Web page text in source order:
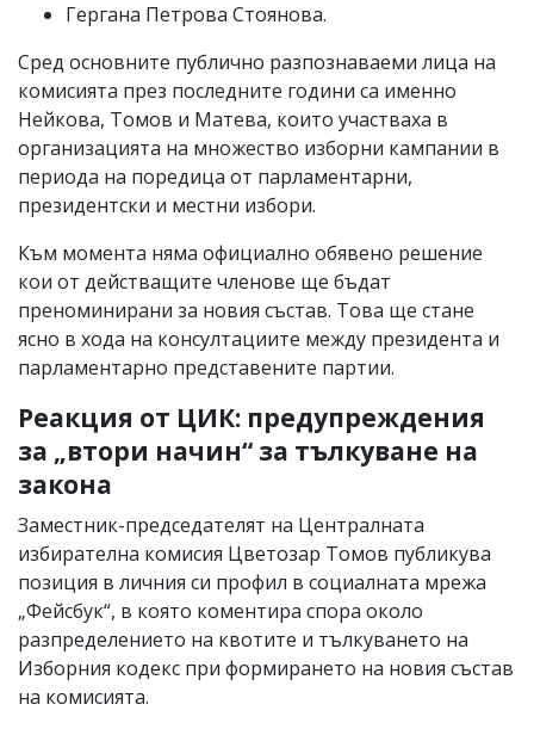
Гергана Петрова Стоянова.
Сред основните публично разпознаваеми лица на
комисията през последните години са именно
Нейкова, Томов и Матева, които участваха в
организацията на множество изборни кампании в
периода на поредица от парламентарни,
президентски и местни избори.
Към момента няма официално обявено решение
кои от действащите членове ще бъдат
преноминирани за новия състав. Това ще стане
ясно в хода на консултациите между президента и
парламентарно представените партии.
Реакция от ЦИК: предупреждения
за „втори начин“ за тълкуване на
закона
Заместник-председателят на Централната
избирателна комисия Цветозар Томов публикува
позиция в личния си профил в социалната мрежа
„Фейсбук“, в която коментира спора около
разпределението на квотите и тълкуването на
Изборния кодекс при формирането на новия състав
на комисията.